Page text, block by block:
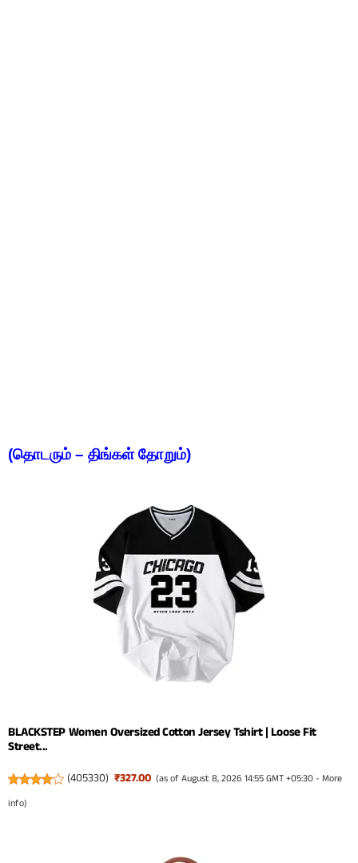
(தொடரும் – திங்கள் தோறும்)
BLACKSTEP Women Oversized Cotton Jersey Tshirt | Loose Fit
Street...
(405330) ₹327.00 (as of August 8, 2026 14:55 GMT +05:30 -More
info)